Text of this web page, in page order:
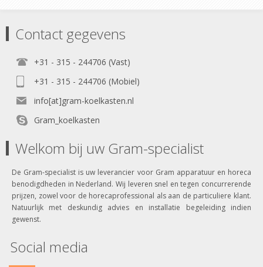
Contact gegevens
+31 - 315 - 244706 (Vast)
+31 - 315 - 244706 (Mobiel)
info[at]gram-koelkasten.nl
Gram_koelkasten
Welkom bij uw Gram-specialist
De Gram-specialist is uw leverancier voor Gram apparatuur en horeca
benodigdheden in Nederland. Wij leveren snel en tegen concurrerende
prijzen, zowel voor de horecaprofessional als aan de particuliere klant.
Natuurlijk met deskundig advies en installatie begeleiding indien
gewenst.
Social media